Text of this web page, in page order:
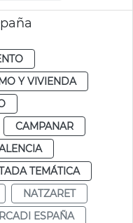
Y VIVIENDA
CAMPANAR
TEMÁTICA
NATZARET
ESPAÑA